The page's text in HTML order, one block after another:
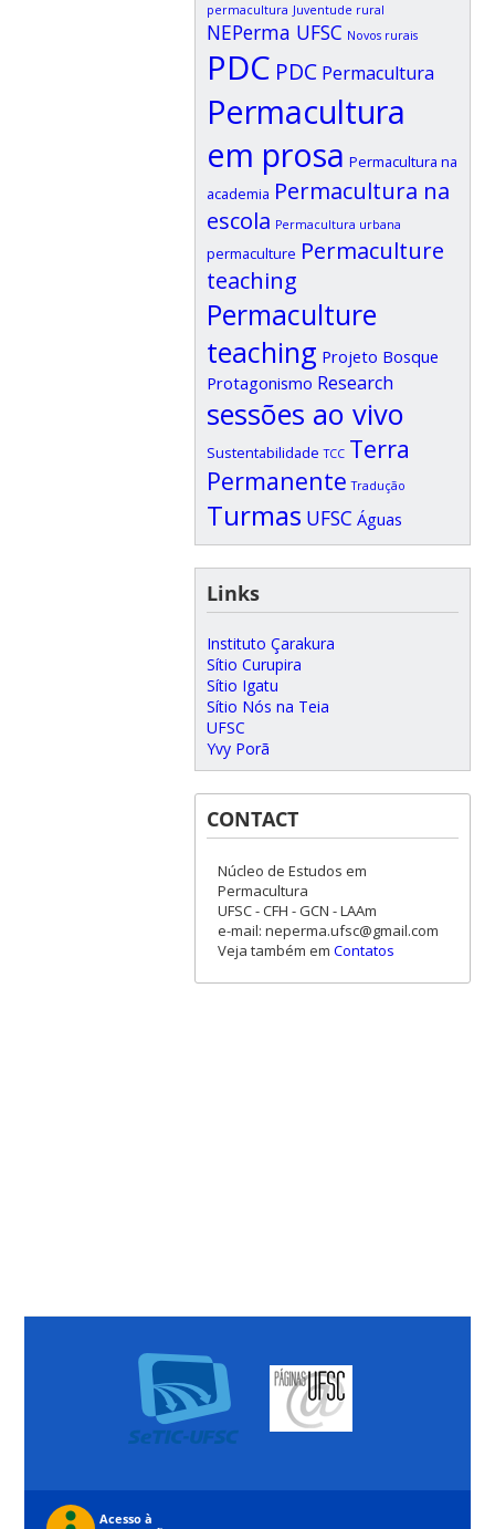
permacultura Juventude rural
NEPerma UFSC Novos rurais
PDC PDC Permacultura
Permacultura
em prosa Permacultura na
academia Permacultura na
escola Permacultura urbana
permaculture Permaculture
teaching
Permaculture
teaching Projeto Bosque
Protagonismo Research
sessões ao vivo
Sustentabilidade TCC Terra
Permanente Tradução
Turmas UFSC Águas
Links
Instituto Çarakura
Sítio Curupira
Sítio Igatu
Sítio Nós na Teia
UFSC
Yvy Porã
CONTACT
Núcleo de Estudos em
Permacultura
UFSC - CFH - GCN - LAAm
e-mail: neperma.ufsc@gmail.com
Veja também em Contatos